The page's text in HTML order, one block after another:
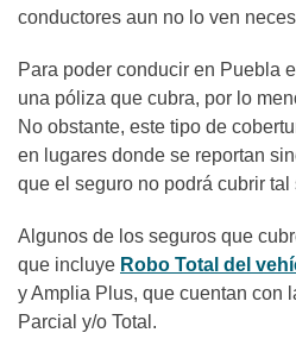
conductores aun no lo ven
Para poder conducir en Puebla
una póliza que cubra, por lo
No obstante, este tipo de
en lugares donde se reportan
que el seguro no podrá cubrir tal
Algunos de los seguros que
que incluye Robo Total del
y Amplia Plus, que cuentan con
Parcial y/o Total.